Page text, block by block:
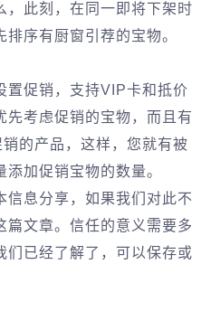
，此刻，在同一即将下架时
序有厨窗引荐的宝物。
置促销，支持VIP卡和抵价
先考虑促销的宝物，而且有
的产品，这样，您就有被
加促销宝物的数量。
信息分享，如果我们对此不
篇文章。信任的意义需要多
们已经了解了，可以保存或